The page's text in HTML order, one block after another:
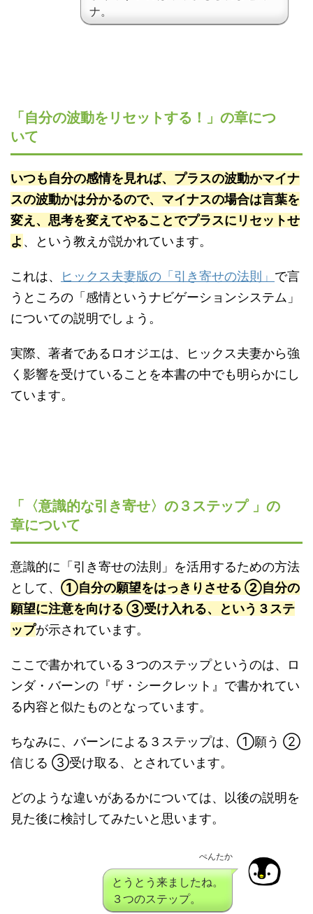
ナ。
「自分の波動をリセットする！」の章につ
いて
いつも自分の感情を見れば、プラスの波動かマイナ
スの波動かは分かるので、マイナスの場合は言葉を
変え、思考を変えてやることでプラスにリセットせ
よ 、という教えが説かれています。
これは、 ヒックス夫妻版の「引き寄せの法則」 で言
うところの「感情というナビゲーションシステム」
についての説明でしょう。
実際、著者であるロオジエは、ヒックス夫妻から強
く影響を受けていることを本書の中でも明らかにし
ています。
「〈意識的な引き寄せ〉の３ステップ 」の
章について
意識的に「引き寄せの法則」を活用するための方法
として、 ①自分の願望をはっきりさせる ②自分の
願望に注意を向ける ③受け入れる、という３ステ
ップが示されています。
ここで書かれている３つのステップというのは、ロ
ンダ・バーンの『ザ・シークレット』で書かれてい
る内容と似たものとなっています。
ちなみに、バーンによる３ステップは、①願う ②
信じる ③受け取る、とされています。
どのような違いがあるかについては、以後の説明を
見た後に検討してみたいと思います。
ぺんたか
とうとう来ましたね。
３つのステップ。